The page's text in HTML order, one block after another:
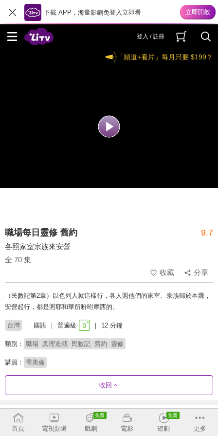
下載 APP，海量影劇免登入立即看
登入 / 註冊
「頻道+看片」每月只要 $199？
職場每日靈修 舊約 9.7
各照家室宗族來安營
全 70 集
收藏
分享
（民數記第2章）以色列人就這樣行，各人照他們的家室、宗族歸於本纛，
安營起行，都是照耶和華所吩咐摩西的。
台灣 國語 普遍級 12 分鐘
類別： 職場 真理造就 民數記 舊約 靈修
講員： 喬美倫
收回
劇集列表 正序
創世記
首頁 電視頻道 戲劇 電影 短劇 更多